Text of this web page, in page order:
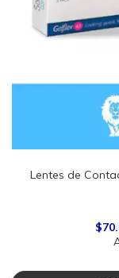
Lentes de